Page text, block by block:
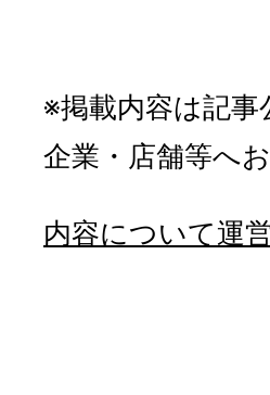
※掲載内容は記
企業・店舗等へ
内容について運